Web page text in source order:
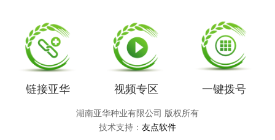
链接亚华 视频专区 一键拨号
湖南亚华种业有限公司 版权所有
技术支持： 友点软件